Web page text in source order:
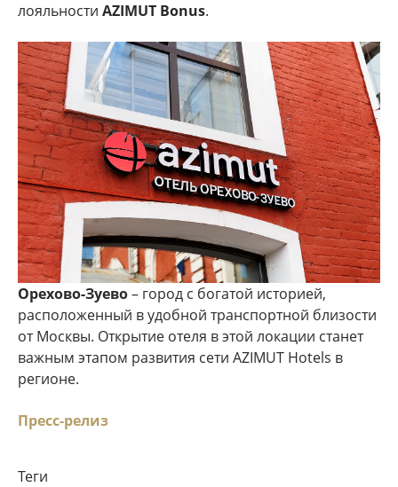
лояльности AZIMUT Bonus.
Орехово-Зуево– город с богатой историей,
расположенный в удобной транспортной близости
от Москвы. Открытие отеля в этой локации станет
важным этапом развития сети AZIMUT Hotels в
регионе.
Пресс-релиз
Теги